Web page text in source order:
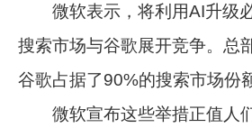
微软表示，将利用AI升级
搜索市场与谷歌展开竞争。总
谷歌占据了90%的搜索市场份
微软宣布这些举措正值人